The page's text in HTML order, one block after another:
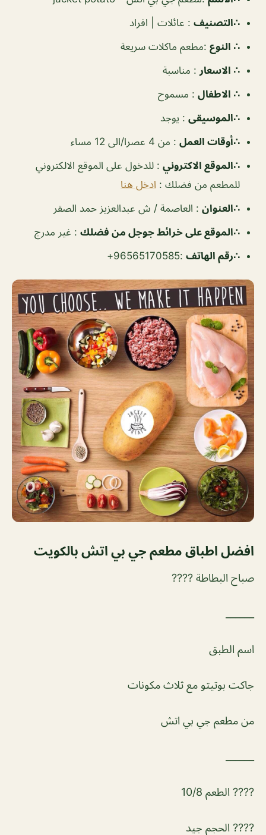
∴التصنيف : عائلات | افراد
∴ النوع :مطعم ماكلات سريعة
∴ الاسعار : مناسبة
∴ الاطفال : مسموح
∴الموسيقى : يوجد
‏∴أوقات العمل : من 4 عصرا/الى 12 مساء
∴الموقع الاكتروني : للدخول على الموقع الالكتروني
للمطعم من فضلك : ادخل هنا
∴العنوان : العاصمة / ش عبدالعزيز حمد الصقر
∴الموقع على خرائط جوجل من فضلك : غير مدرج
∴رقم الهاتف :96565170585+
افضل اطباق مطعم جي بي اتش بالكويت
صباح البطاطة ????
اسم الطبق
جاكت بوتيتو مع ثلاث مكونات
من مطعم جي بي اتش
???? الطعم 10/8
???? الحجم جيد